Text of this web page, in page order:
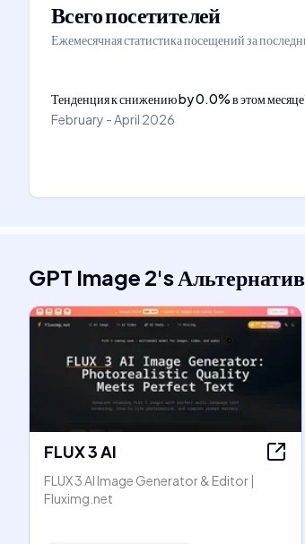
Всего посетителей
Ежемесячная статистика посещений за
Тенденция к снижениюby0.0%в этом месяце
February - April 2026
GPT Image 2's
FLUX 3 AI
FLUX 3 AI Image Generator & Editor |
Fluximg.net